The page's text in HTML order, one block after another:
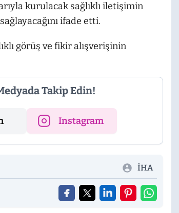
kurulacak sağlıklı iletişimin
ifade etti.
görüş ve fikir alışverişinin
Takip Edin!
Instagram
İHA